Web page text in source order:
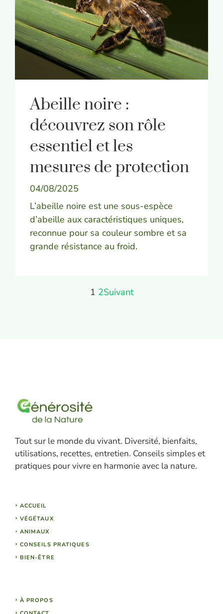
Abeille noire :
découvrez son rôle
essentiel et les
mesures de protection
04/08/2025
L’abeille noire est une sous-espèce
d’abeille aux caractéristiques uniques,
reconnue pour sa couleur sombre et sa
grande résistance au froid.
1 2Suivant
Tout sur le monde du vivant. Diversité, bienfaits,
utilisations, recettes, entretien. Conseils simples et
pratiques pour vivre en harmonie avec la nature.
ACCUEIL
VÉGÉTAUX
ANIMAUX
CONSEILS PRATIQUES
BIEN-ÊTRE
À PROPOS